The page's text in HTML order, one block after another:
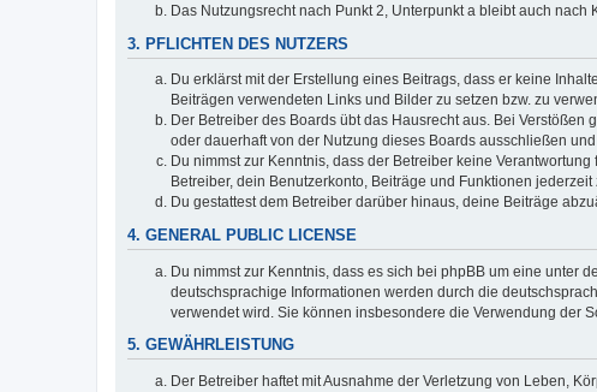
Das Nutzungsrecht nach Punkt 2, Unterpunkt a bleibt auch
3. PFLICHTEN DES NUTZERS
Du erklärst mit der Erstellung eines Beitrags, dass er keine
Beiträgen verwendeten Links und Bilder zu setzen bzw. zu
Der Betreiber des Boards übt das Hausrecht aus. Bei
oder dauerhaft von der Nutzung dieses Boards ausschließen
Du nimmst zur Kenntnis, dass der Betreiber keine
Betreiber, dein Benutzerkonto, Beiträge und Funktionen
Du gestattest dem Betreiber darüber hinaus, deine Beiträge
4. GENERAL PUBLIC LICENSE
Du nimmst zur Kenntnis, dass es sich bei phpBB um eine unter der
deutschsprachige Informationen werden durch die
verwendet wird. Sie können insbesondere die Verwendung der
5. GEWÄHRLEISTUNG
Der Betreiber haftet mit Ausnahme der Verletzung von Leben,